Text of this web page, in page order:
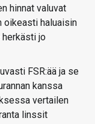
hinnat valuvat
oikeasti haluaisin
herkästi jo
FSR:ää ja se
kanssa
vertailen
linssit